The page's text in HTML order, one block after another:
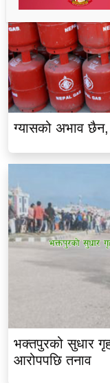
ग्यासको अभाव
भक्तपुरको सुधार
आरोपपछि तनाव